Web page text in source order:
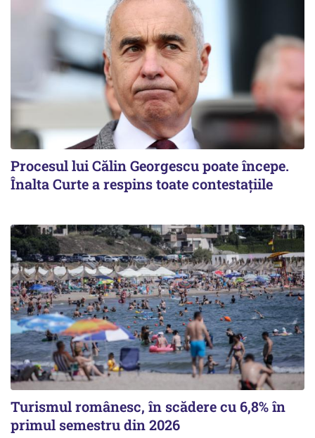
Procesul lui Călin Georgescu poate începe.
Înalta Curte a respins toate contestațiile
Turismul românesc, în scădere cu 6,8% în
primul semestru din 2026